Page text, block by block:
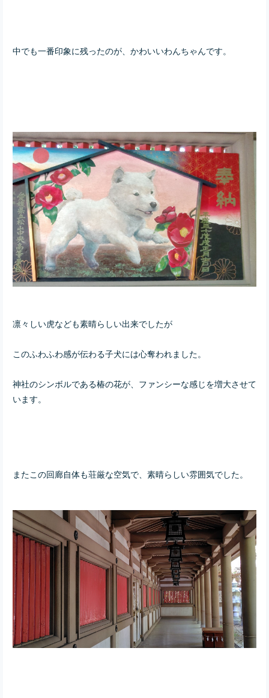
中でも一番印象に残ったのが、かわいいわんちゃんです。
凛々しい虎なども素晴らしい出来でしたが
このふわふわ感が伝わる子犬には心奪われました。
神社のシンボルである椿の花が、ファンシーな感じを増大させて
います。
またこの回廊自体も荘厳な空気で、素晴らしい雰囲気でした。